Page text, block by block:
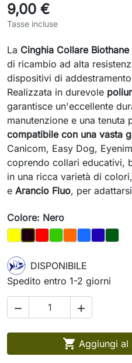
9,00 €
Tasse incluse
La Cinghia Collare
di ricambio ad alta
dispositivi di
Realizzata in durevole
garantisce un'eccellente
manutenzione e una tenuta
compatibile con una vasta
Canicom, Easy Dog,
coprendo collari educativi,
in una ricca varietà di
e Arancio Fluo, per
Colore: Nero
GialloNeroRossoVerde chiaro
Arancio
Azzurro
ViolaVerde
DISPONIBILE
Spedito entro 1-2 giorni
 
 Aggiungi al